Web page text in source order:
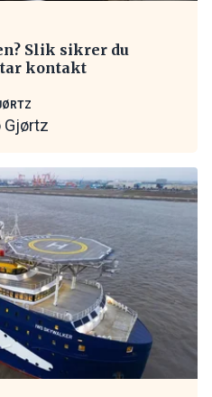
Slik sikrer du
kontakt
Gjørtz